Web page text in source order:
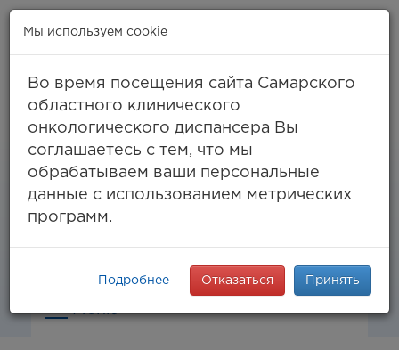
Самара, ул. Солнечная, 50
(тел. единый call-центр),
994-03-99факс
info@samaraonko.ru
Мы используем cookie
Во время посещения сайта Самарского
областного клинического
онкологического диспансера Вы
соглашаетесь с тем, что мы
обрабатываем ваши персональные
данные с использованием метрических
программ.
Подробнее Отказаться Принять